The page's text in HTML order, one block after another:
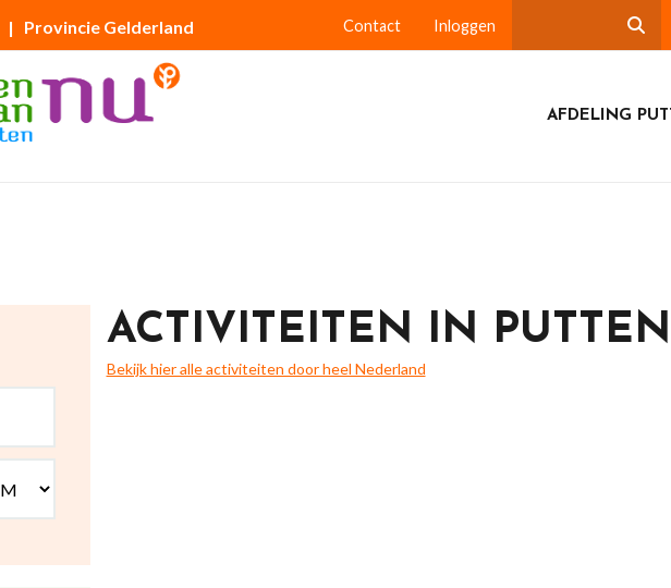
| Provincie Gelderland Contact Inloggen
AFDELING
ACTIVITEITEN IN PUTTEN
Bekijk hier alle activiteiten door heel Nederland